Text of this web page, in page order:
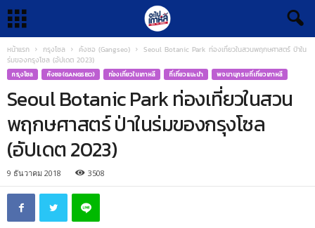
หน้าแรก กรุงโซล คังซอ (Gangseo)
Seoul Botanic Park ท่องเที่ยวในสวนพฤกษศาสตร์ ป่าใน
ร่มของกรุงโซล (อัปเดต 2023)
กรุงโซล คังซอ (GANGSEO) ท่องเที่ยวในเกาหลี ที่เที่ยวแนะนำ พจนานุกรมที่เที่ยวเกาหลี
Seoul Botanic Park ท่องเที่ยวในสวน
พฤกษศาสตร์ ป่าในร่มของกรุงโซล
(อัปเดต 2023)
9 ธันวาคม 2018 3508